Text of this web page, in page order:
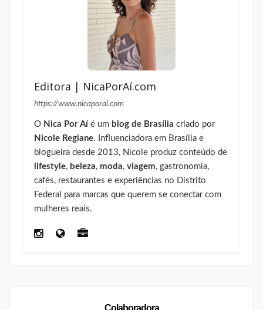
Editora | NicaPorAí.com
https://www.nicaporai.com
O Nica Por Aíé um blog de Brasília criado por
Nicole Regiane. Influenciadora em Brasília e
blogueira desde 2013, Nicole produz conteúdo de
lifestyle, beleza, moda, viagem, gastronomia,
cafés, restaurantes e experiências no Distrito
Federal para marcas que querem se conectar com
mulheres reais.
Colaboradora